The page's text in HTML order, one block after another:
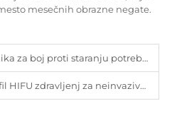
mesečnih obrazne negate.
potrebuje napravo za visoko-intenzivni usmerjeni ultrazvok (HIFU).
za neinvazivno dvigovanje obrvi in vratu.